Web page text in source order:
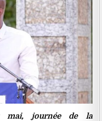
mai, journée de la